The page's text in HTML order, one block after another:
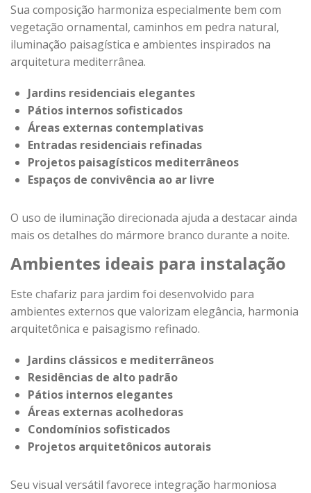
Sua composição harmoniza especialmente bem com
vegetação ornamental, caminhos em pedra natural,
iluminação paisagística e ambientes inspirados na
arquitetura mediterrânea.
Jardins residenciais elegantes
Pátios internos sofisticados
Áreas externas contemplativas
Entradas residenciais refinadas
Projetos paisagísticos mediterrâneos
Espaços de convivência ao ar livre
O uso de iluminação direcionada ajuda a destacar ainda
mais os detalhes do mármore branco durante a noite.
Ambientes ideais para instalação
Este chafariz para jardim foi desenvolvido para
ambientes externos que valorizam elegância, harmonia
arquitetônica e paisagismo refinado.
Jardins clássicos e mediterrâneos
Residências de alto padrão
Pátios internos elegantes
Áreas externas acolhedoras
Condomínios sofisticados
Projetos arquitetônicos autorais
Seu visual versátil favorece integração harmoniosa